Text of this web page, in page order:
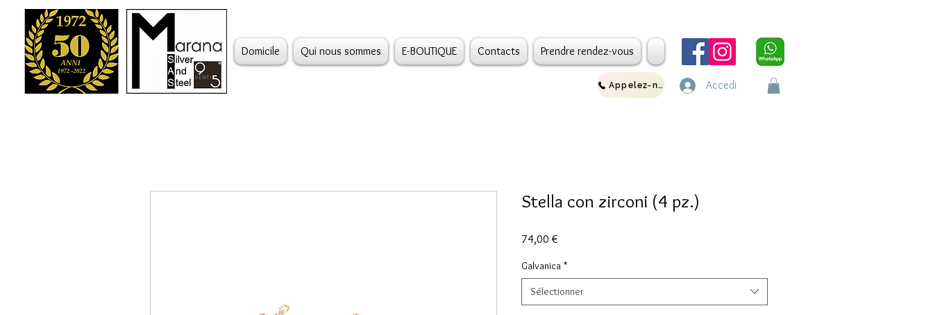
Domicile Qui nous sommes E-BOUTIQUE Contacts Prendre rendez-vous
Appelez-nous Accedi
Stella con zirconi (4 pz.)
74,00 €
Galvanica *
Sélectionner